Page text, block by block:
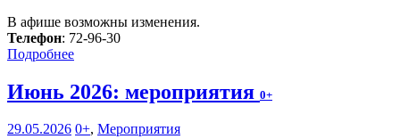
В афише возможны изменения.
Телефон: 72-96-30
Подробнее
Июнь 2026: мероприятия 0+
29.05.2026 0+, Мероприятия